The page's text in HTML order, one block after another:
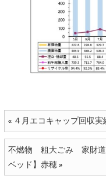
« ４月エコキャップ回収実
不燃物 粗大ごみ 家財
ベッド】赤穂 »